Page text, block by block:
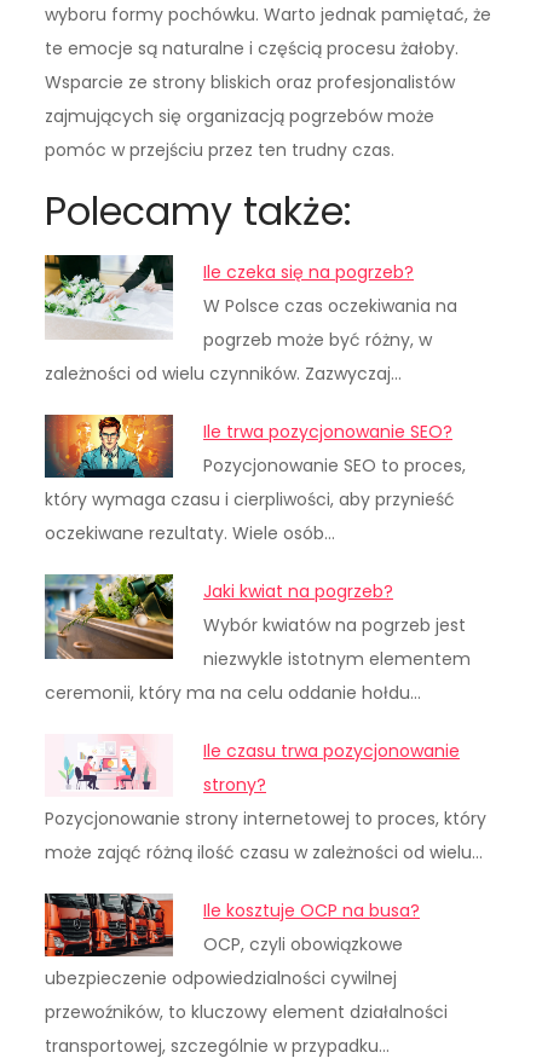
wyboru formy pochówku. Warto jednak pamiętać, że
te emocje są naturalne i częścią procesu żałoby.
Wsparcie ze strony bliskich oraz profesjonalistów
zajmujących się organizacją pogrzebów może
pomóc w przejściu przez ten trudny czas.
Polecamy także:
Ile czeka się na pogrzeb?
W Polsce czas oczekiwania na
pogrzeb może być różny, w
zależności od wielu czynników. Zazwyczaj…
Ile trwa pozycjonowanie SEO?
Pozycjonowanie SEO to proces,
który wymaga czasu i cierpliwości, aby przynieść
oczekiwane rezultaty. Wiele osób…
Jaki kwiat na pogrzeb?
Wybór kwiatów na pogrzeb jest
niezwykle istotnym elementem
ceremonii, który ma na celu oddanie hołdu…
Ile czasu trwa pozycjonowanie
strony?
Pozycjonowanie strony internetowej to proces, który
może zająć różną ilość czasu w zależności od wielu…
Ile kosztuje OCP na busa?
OCP, czyli obowiązkowe
ubezpieczenie odpowiedzialności cywilnej
przewoźników, to kluczowy element działalności
transportowej, szczególnie w przypadku…